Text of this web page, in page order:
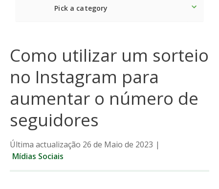
Pick a category
Como utilizar um sorteio
no Instagram para
aumentar o número de
seguidores
Última actualização 26 de Maio de 2023 |
Mídias Sociais